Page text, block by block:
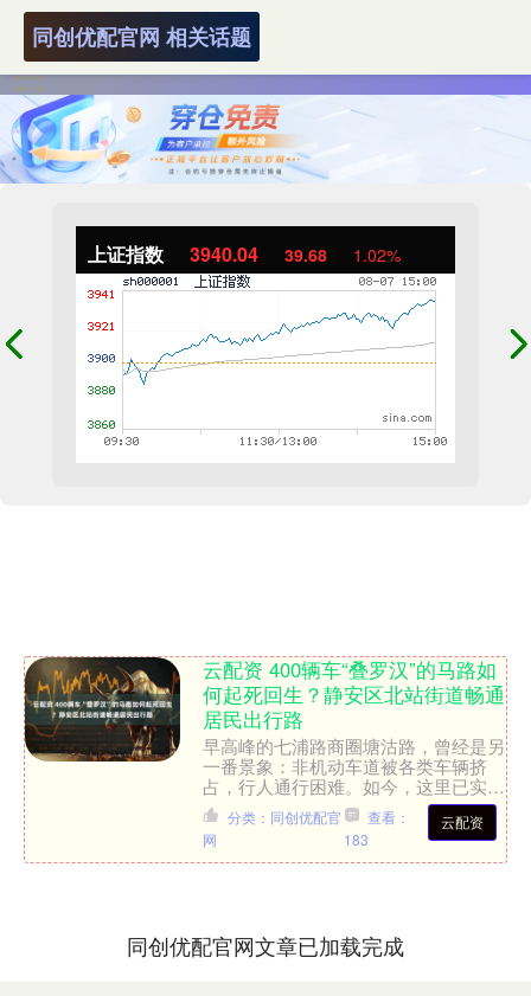
上证指数 3940.04 39.68 1.02%
同创优配官网 相关话题
云配资 400辆车“叠罗汉”的马路如
何起死回生？静安区北站街道畅通
居民出行路
早高峰的七浦路商圈塘沽路，曾经是另
一番景象：非机动车道被各类车辆挤
占，行人通行困难。如今，这里已实现
自行车、助动车分区行驶，中间预留出
宽敞通道，人车各行其道，秩....云配资
分类：同创优配官
网
查看：
183
同创优配官网文章已加载完成